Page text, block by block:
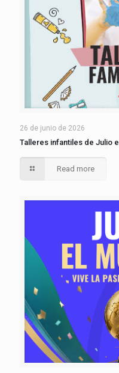
26 de junio de 2026
Talleres infantiles de Julio
Read more